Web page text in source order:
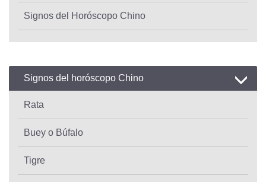
Signos del Horóscopo Chino
Signos del horóscopo Chino
Rata
Buey o Búfalo
Tigre